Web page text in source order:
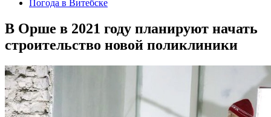
Погода в Витебске
В Орше в 2021 году планируют начать
строительство новой поликлиники